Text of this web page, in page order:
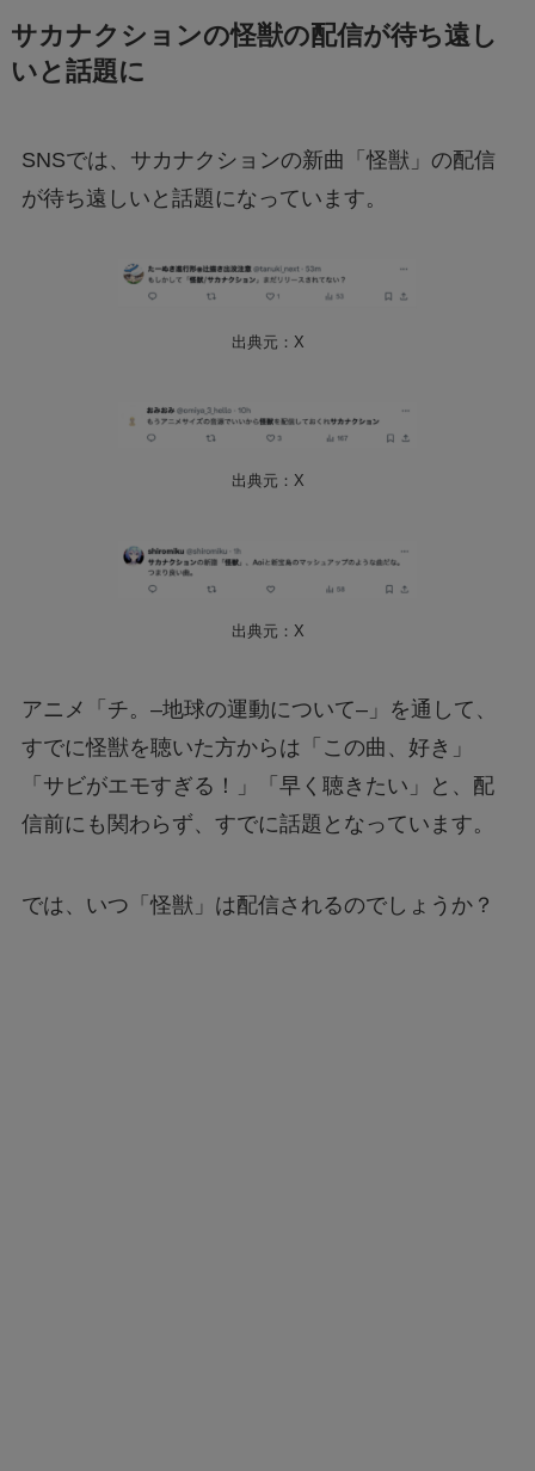
サカナクションの怪獣の配信が待ち遠し
いと話題に
SNSでは、サカナクションの新曲「怪獣」の配信
が待ち遠しいと話題になっています。
出典元：X
出典元：X
出典元：X
アニメ「チ。–地球の運動について–」を通して、
すでに怪獣を聴いた方からは「この曲、好き」
「サビがエモすぎる！」「早く聴きたい」と、配
信前にも関わらず、すでに話題となっています。
では、いつ「怪獣」は配信されるのでしょうか？